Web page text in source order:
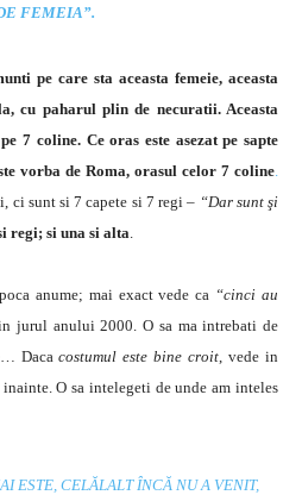
FEMEIA”.
pe care sta aceasta femeie, aceasta
cu paharul plin de necuratii. Aceasta
7 coline. Ce oras este asezat pe sapte
vorba de Roma, orasul celor 7 coline.
ci sunt si 7 capete si 7 regi – “Dar sunt şi
regi; si una si alta.
anume; mai exact vede ca “cinci au
jurul anului 2000. O sa ma intrebati de
Dacacostumul este bine croit, vede in
O sa intelegeti de unde am inteles
ESTE, CELĂLALT ÎNCĂ NU A VENIT,